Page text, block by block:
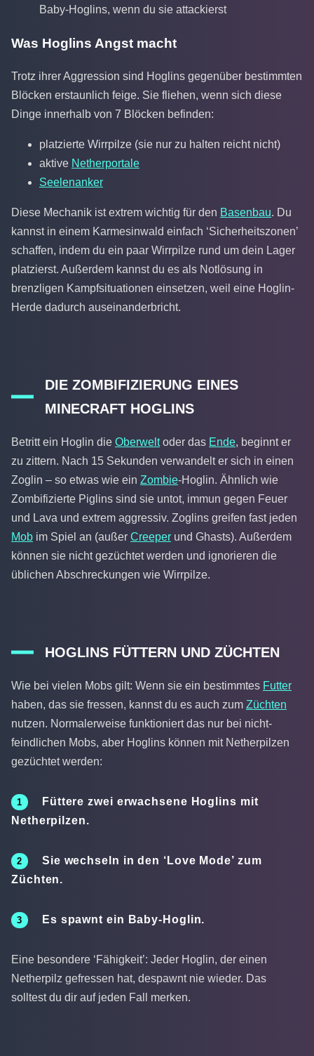
Baby-Hoglins, wenn du sie attackierst
Was Hoglins Angst macht
Trotz ihrer Aggression sind Hoglins gegenüber bestimmten
Blöcken erstaunlich feige. Sie fliehen, wenn sich diese
Dinge innerhalb von 7 Blöcken befinden:
platzierte Wirrpilze (sie nur zu halten reicht nicht)
aktive Netherportale
Seelenanker
Diese Mechanik ist extrem wichtig für den Basenbau. Du
kannst in einem Karmesinwald einfach ‘Sicherheitszonen’
schaffen, indem du ein paar Wirrpilze rund um dein Lager
platzierst. Außerdem kannst du es als Notlösung in
brenzligen Kampfsituationen einsetzen, weil eine Hoglin-
Herde dadurch auseinanderbricht.
DIE ZOMBIFIZIERUNG EINES
MINECRAFT HOGLINS
Betritt ein Hoglin die Oberweltoder das Ende, beginnt er
zu zittern. Nach 15 Sekunden verwandelt er sich in einen
Zoglin – so etwas wie ein Zombie-Hoglin. Ähnlich wie
Zombifizierte Piglins sind sie untot, immun gegen Feuer
und Lava und extrem aggressiv. Zoglins greifen fast jeden
Mob im Spiel an (außer Creeper und Ghasts). Außerdem
können sie nicht gezüchtet werden und ignorieren die
üblichen Abschreckungen wie Wirrpilze.
HOGLINS FÜTTERN UND ZÜCHTEN
Wie bei vielen Mobs gilt: Wenn sie ein bestimmtes Futter
haben, das sie fressen, kannst du es auch zum Züchten
nutzen. Normalerweise funktioniert das nur bei nicht-
feindlichen Mobs, aber Hoglins können mit Netherpilzen
gezüchtet werden:
Füttere zwei erwachsene Hoglins mit
Netherpilzen.
Sie wechseln in den ‘Love Mode’ zum
Züchten.
Es spawnt ein Baby-Hoglin.
Eine besondere ‘Fähigkeit’: Jeder Hoglin, der einen
Netherpilz gefressen hat, despawnt nie wieder. Das
solltest du dir auf jeden Fall merken.